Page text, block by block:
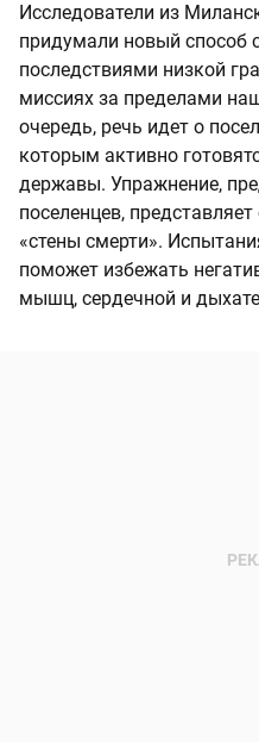
Исследователи из
придумали новый способ
последствиями низкой
миссиях за пределами
очередь, речь идет о
которым активно
державы. Упражнение,
поселенцев,
«стены смерти».
поможет избежать
мышц, сердечной и